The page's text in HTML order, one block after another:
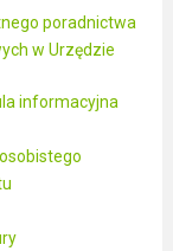
poradnictwa
w Urzędzie
informacyjna